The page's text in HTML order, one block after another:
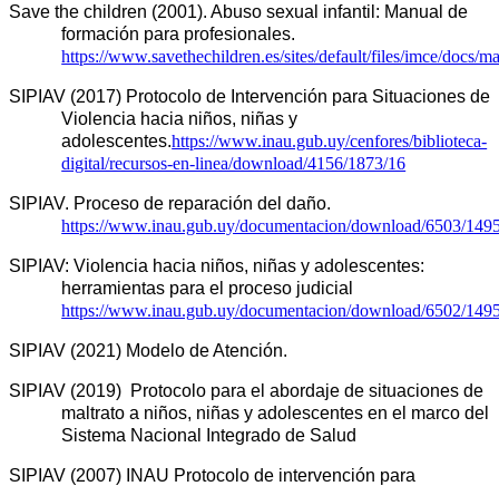
Save the children (2001). Abuso sexual infantil: Manual de
https://www.savethechildren.es/sites/default/files/imce/docs/
SIPIAV (2017) Protocolo de Intervención para Situaciones de
Violencia hacia niños, niñas y
adolescentes.https://www.inau.gub.uy/cenfores/biblioteca-
digital/recursos-en-linea/download/4156/1873/16
https://www.inau.gub.uy/documentacion/download/6503/
SIPIAV: Violencia hacia niños, niñas y adolescentes:
https://www.inau.gub.uy/documentacion/download/6502/
SIPIAV (2021) Modelo de Atención.
SIPIAV (2019)  Protocolo para el abordaje de situaciones de
maltrato a niños, niñas y adolescentes en el marco del
Sistema Nacional Integrado de Salud
SIPIAV (2007) INAU Protocolo de intervención para